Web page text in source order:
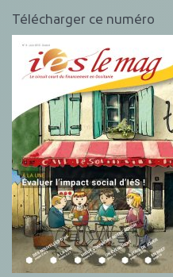
Télécharger ce numéro